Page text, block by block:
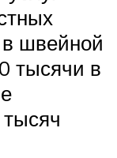
швейной
тысячи в